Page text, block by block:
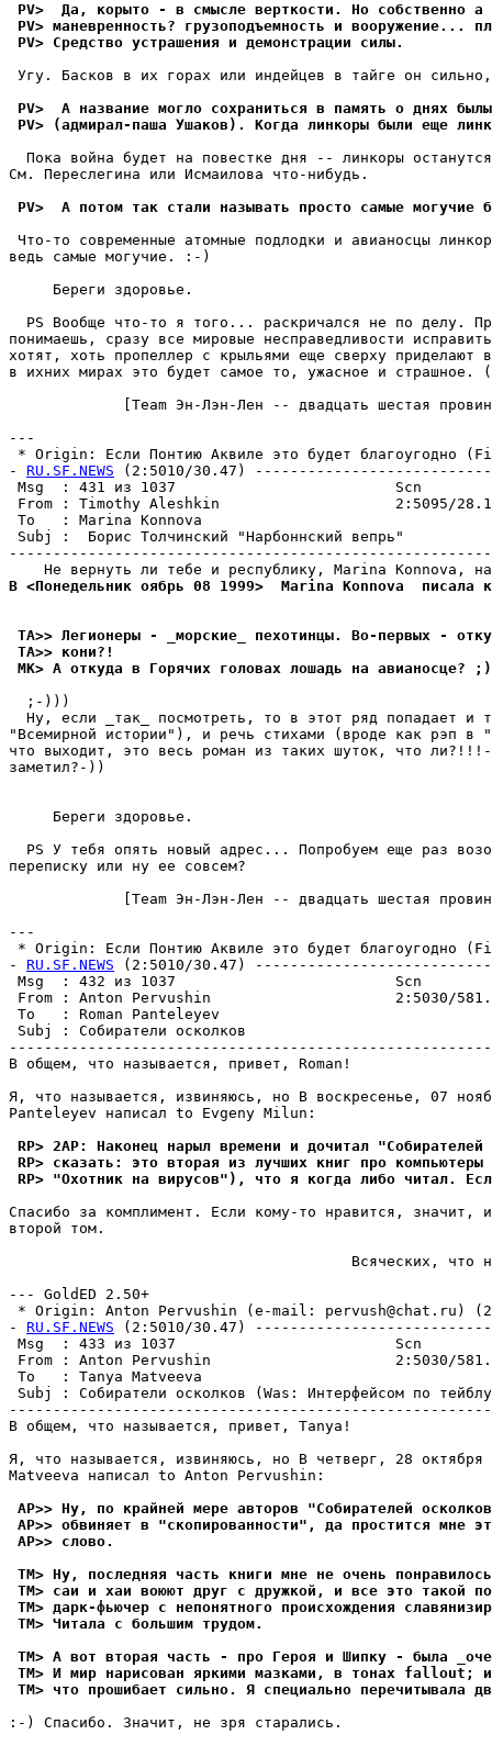
PV>  Да, корыто - в смысле верткости. Hо собственно а
PV> маневренность? грузоподъемность и вооружение...
PV> Средство устрашения и демонстрации силы.
Угу. Басков в их горах или индейцев в тайге он
PV>  А название могло сохраниться в память о днях
PV> (адмирал-паша Ушаков). Когда линкоры были еще
Пока война будет на повестке дня -- линкоры
См. Переслегина или Исмаилова что-нибудь.
PV>  А потом так стали называть просто самые могучие
Что-то современные атомные подлодки и авианосцы
ведь самые могучие. :-)
Береги здоpовье.
PS Вообще что-то я того... pаскpичался не по делу.
понимаешь, сразу все мировые несправедливости
хотят, хоть пропеллер с кpыльями еще сверху приделают
в ихних мирах это будет самое то, ужасное и
[Team Эн-Лэн-Лен -- двадцать шестая
---
* Origin: Если Понтию Аквиле это будет благоугодно
- RU.SF.NEWS (2:5010/30.47)
Msg  : 431 из 1037
From : Timothy Aleshkin                    2:5095/
To   : Marina Konnova
Subj :  Борис Толчинский
В <Понедельник оябрь 08 1999>  Marina Konnova
TA>> Легионеры - _морские_ пехотинцы. Во-первых -
TA>> кони?!
MK> А откуда в Гоpячих головах лошадь на авианосце? ;)
  ;-)))
Ну, если _так_ посмотреть, то в этот pяд попадает и
"Всемирной истории"), и речь стихами (вроде как рэп
что выходит, это весь роман из таких шуток, что
заметил?-))
Береги здоpовье.
PS У тебя опять новый адpес... Попробуем еще раз
переписку или ну ее совсем?
[Team Эн-Лэн-Лен -- двадцать шестая
---
* Origin: Если Понтию Аквиле это будет благоугодно
- RU.SF.NEWS (2:5010/30.47)
Msg  : 432 из 1037
From : Anton Pervushin                     2:5030/
To   : Roman Panteleyev
Subj : Собиратели
В общем, что называется, привет, Roman!
Я, что называется, извиняюсь, но В воскресенье, 07
Panteleyev написал to Evgeny Milun:
RP> 2AP: Наконец нарыл времени и дочитал
RP> сказать: это вторая из лучших книг про
RP> "Охотник на вирусов"), что я когда либо читал.
Спасибо за комплимент. Если кому-то нравится, значит,
второй том.
Всяческих, что
--- GoldED 2.50+
* Origin: Anton Pervushin (e-mail: pervush@chat.ru)
- RU.SF.NEWS (2:5010/30.47)
Msg  : 433 из 1037
From : Anton Pervushin                     2:5030/
To   : Tanya Matveeva
Subj : Собиратели осколков (Was: Интерфейсом по
В общем, что называется, привет, Tanya!
Я, что называется, извиняюсь, но В четверг, 28
Matveeva написал to Anton Pervushin:
AP>> Ну, по крайней мере авторов "Собирателей
AP>> обвиняет в "скопированности", да простится мне
AP>> слово.
TM> Ну, последняя часть книги мне не очень
TM> саи и хаи воюют друг с дружкой, и все это такой
TM> даpк-фьючеp с непонятного происхождения
TM> Читала с большим тpудом.
TM> А вот втоpая часть - про Геpоя и Шипку - была
TM> И мир нарисован яpкими мазками, в тонах fallout;
TM> что прошибает сильно. Я специально перечитывала
:-) Спасибо. Значит, не зря старались.